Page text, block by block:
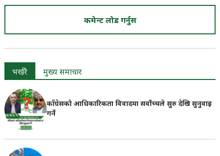
कमेन्ट लोड गर्नुस
भर्खरै मुख्य समाचार
काँग्रेसको आधिकारिकता विवादमा सर्वोच्चले सुरु देखि सुनुवाइ
गर्ने